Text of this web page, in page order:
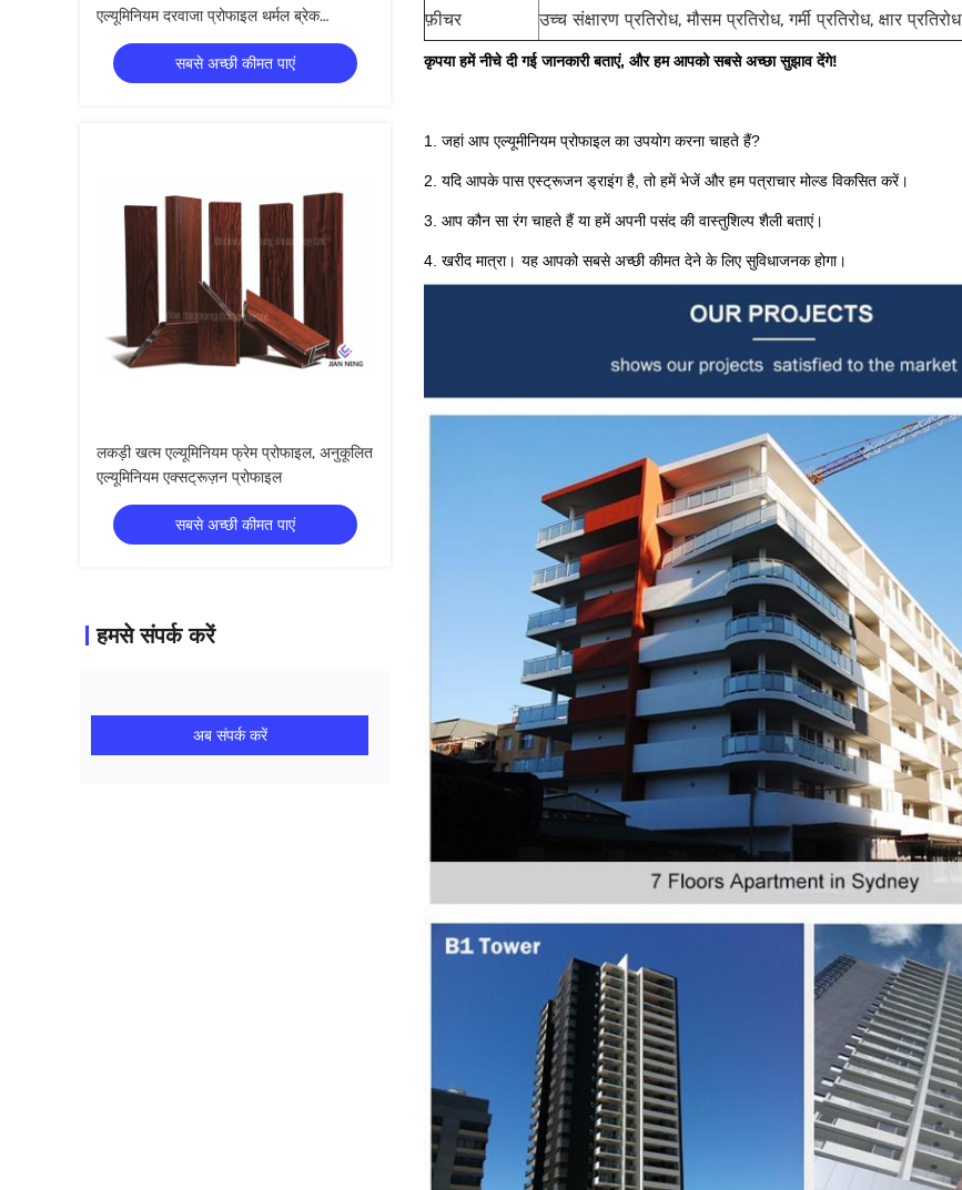
एल्यूमिनियम दरवाजा प्रोफाइल थर्मल ब्रेक
एल्यूमिनियम प्रोफाइल
सबसे अच्छी कीमत पाएं
लकड़ी खत्म एल्यूमिनियम फ्रेम प्रोफाइल, अनुकूलित
एल्यूमिनियम एक्सट्रूज़न प्रोफाइल
सबसे अच्छी कीमत पाएं
हमसे संपर्क करें
अब संपर्क करें
फ़ीचर
उच्च संक्षारण प्रतिरोध, मौसम प्रतिरोध, गर्मी प्रतिरोध, क्षार प्रतिरोध
कृपया हमें नीचे दी गई जानकारी बताएं, और हम आपको सबसे अच्छा सुझाव देंगे!
1. जहां आप एल्यूमीनियम प्रोफाइल का उपयोग करना चाहते हैं?
2. यदि आपके पास एस्ट्रूजन ड्राइंग है, तो हमें भेजें और हम पत्राचार मोल्ड विकसित करें।
3. आप कौन सा रंग चाहते हैं या हमें अपनी पसंद की वास्तुशिल्प शैली बताएं।
4. खरीद मात्रा। यह आपको सबसे अच्छी कीमत देने के लिए सुविधाजनक होगा।